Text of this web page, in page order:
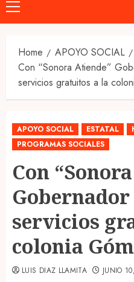
Primary
Menu
Home
APOYO SOCIAL
Con “Sonora Atiende”
servicios gratuitos a la
APOYO SOCIAL ESTATAL
PROGRAMAS SOCIALES
Con
servicios
colonia
LUIS DIAZ LLAMITA JUNIO